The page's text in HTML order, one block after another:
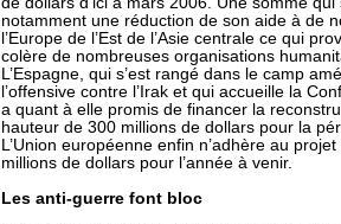
notamment une réduction de son aide à de
l’Europe de l’Est de l’Asie centrale ce qui
colère de nombreuses organisations
L’Espagne, qui s’est rangé dans le camp
l’offensive contre l’Irak et qui accueille la
a quant à elle promis de financer la
hauteur de 300 millions de dollars pour la
L’Union européenne enfin n’adhère au
millions de dollars pour l’année à venir.
Les anti-guerre font bloc